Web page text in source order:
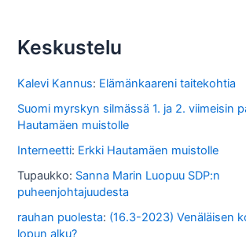
s
o
s
s
a
Keskustelu
Kalevi Kannus: Elämänkaareni taitekohtia
Suomi myrskyn silmässä 1. ja 2. viimeisin
Hautamäen muistolle
Interneetti: Erkki Hautamäen muistolle
Tupaukko: Sanna Marin Luopuu SDP:n
puheenjohtajuudesta
rauhan puolesta: (16.3-2023) Venäläisen
lopun alku?